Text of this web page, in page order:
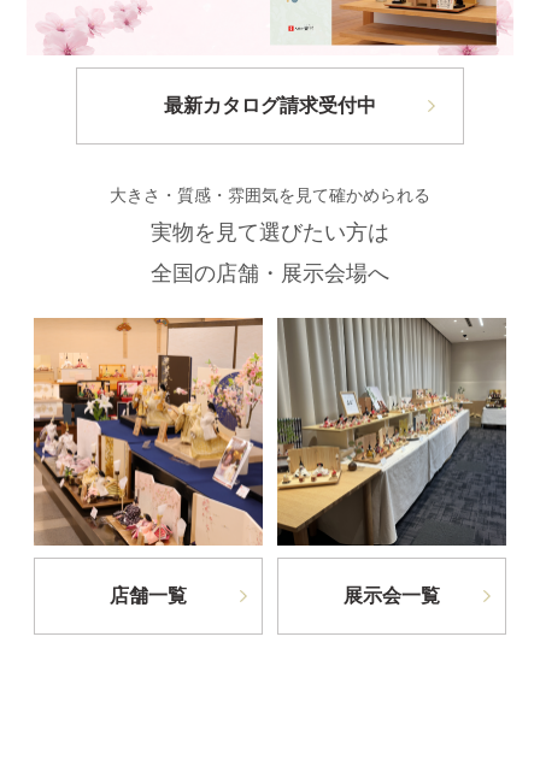
最新カタログ請求受付中
大きさ・質感・雰囲気を見て確かめられる
実物を見て選びたい方は
全国の店舗・展示会場へ
店舗一覧 展示会一覧